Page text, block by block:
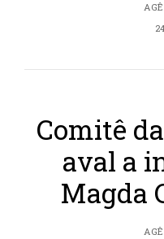
Comitê
aval a
Magda